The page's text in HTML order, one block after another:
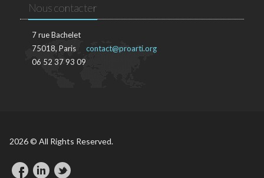
Nous contacter
7 rue Bachelet
75018, Paris
06 52 37 93 09
contact@proarti.org
2026 © All Rights Reserved.